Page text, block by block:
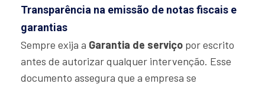
Transparência na emissão de notas fiscais e
garantias
Sempre exija a Garantia de serviço por escrito
antes de autorizar qualquer intervenção. Esse
documento assegura que a empresa se